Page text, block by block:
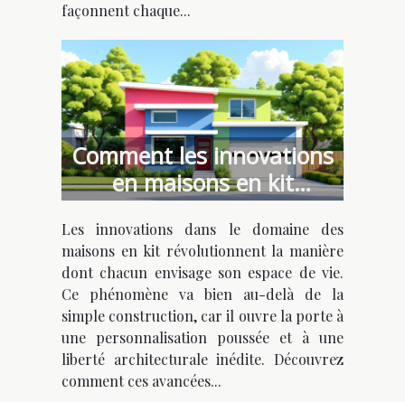
façonnent chaque...
Comment les innovations
en maisons en kit
favorisent l'individualisme
architectural ?
Les innovations dans le domaine des
maisons en kit révolutionnent la manière
dont chacun envisage son espace de vie.
Ce phénomène va bien au-delà de la
simple construction, car il ouvre la porte à
une personnalisation poussée et à une
liberté architecturale inédite. Découvrez
comment ces avancées...